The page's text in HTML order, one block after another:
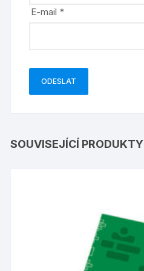
E-mail *
SOUVISEJÍCÍ PRODUKTY